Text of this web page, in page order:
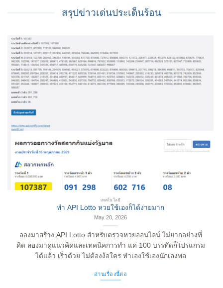
สรุปข่าวเด่นประเด็นร้อน
เทคโนโลยี
ทำ API Lotto หวยใช้เองก็ได้ง่ายมาก
May 20, 2026
ลองมาสร้าง API Lotto สำหรับตรวจหวยออนไลน์ ไม่ยากอย่างที่
คิด ลองมาดูแนวคิดและเทคนิคการทำ แค่ 100 บรรทัดก็โปรแกรม
ได้แล้ว เร็วด้วย ไม่ต้องง้อใคร ทำเองใช้เองนักเลงพอ
อ่านเรื่องนี้ต่อ